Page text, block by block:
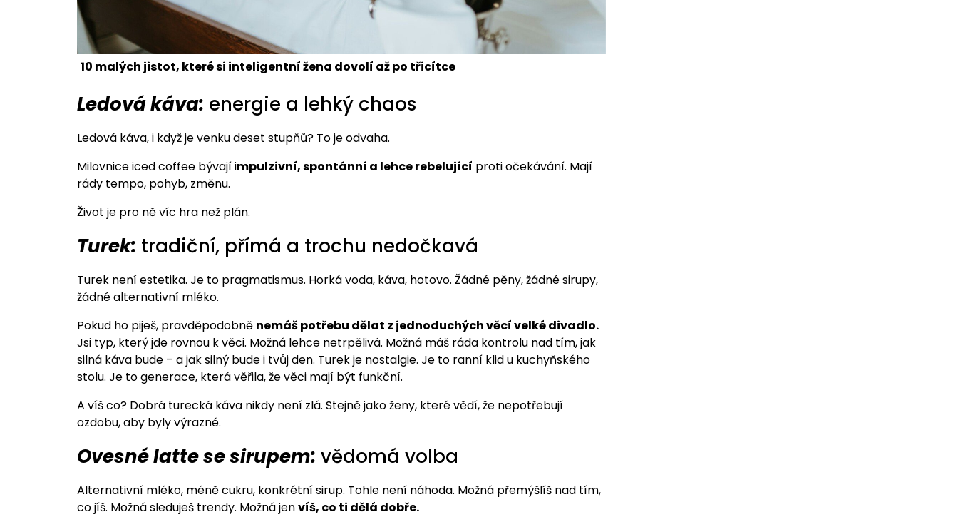
10 malých jistot, které si inteligentní žena dovolí až po třicítce
Ledová káva: energie a lehký chaos
Ledová káva, i když je venku deset stupňů? To je odvaha.
Milovnice iced coffee bývají impulzivní, spontánní a lehce rebelující proti očekávání. Mají
rády tempo, pohyb, změnu.
Život je pro ně víc hra než plán.
Turek: tradiční, přímá a trochu nedočkavá
Turek není estetika. Je to pragmatismus. Horká voda, káva, hotovo. Žádné pěny, žádné sirupy,
žádné alternativní mléko.
Pokud ho piješ, pravděpodobně nemáš potřebu dělat z jednoduchých věcí velké divadlo.
Jsi typ, který jde rovnou k věci. Možná lehce netrpělivá. Možná máš ráda kontrolu nad tím, jak
silná káva bude – a jak silný bude i tvůj den. Turek je nostalgie. Je to ranní klid u kuchyňského
stolu. Je to generace, která věřila, že věci mají být funkční.
A víš co? Dobrá turecká káva nikdy není zlá. Stejně jako ženy, které vědí, že nepotřebují
ozdobu, aby byly výrazné.
Ovesné latte se sirupem: vědomá volba
Alternativní mléko, méně cukru, konkrétní sirup. Tohle není náhoda. Možná přemýšlíš nad tím,
co jíš. Možná sleduješ trendy. Možná jenvíš, co ti dělá dobře.